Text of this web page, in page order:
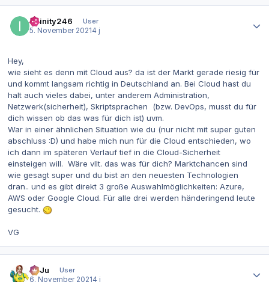
Infinity246
User
5. November 2021 4 j
Hey,
wie sieht es denn mit Cloud aus? da ist der Markt gerade riesig für
und kommt langsam richtig in Deutschland an. Bei Cloud hast du
halt auch vieles dabei, unter anderem Administration,
Netzwerk(sicherheit), Skriptsprachen (bzw. DevOps, musst du für
dich wissen ob das was für dich ist) uvm.
War in einer ähnlichen Situation wie du (nur nicht mit super guten
abschluss :D) und habe mich nun für die Cloud entschieden, wo
ich dann im späteren Verlauf tief in die Cloud-Sicherheit
einsteigen will. Wäre vllt. das was für dich? Marktchancen sind
wie gesagt super und du bist an den neuesten Technologien
dran.. und es gibt direkt 3 große Auswahlmöglichkeiten: Azure,
AWS oder Google Cloud. Für alle drei werden händeringend leute
gesucht.
VG
SaJu
User
6. November 2021 4 j